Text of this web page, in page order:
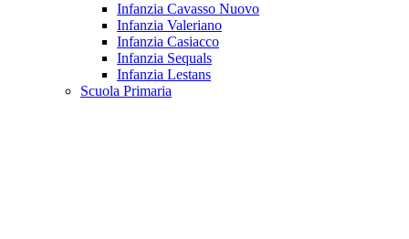
Infanzia Cavasso Nuovo
Infanzia Valeriano
Infanzia Casiacco
Infanzia Sequals
Infanzia Lestans
Scuola Primaria